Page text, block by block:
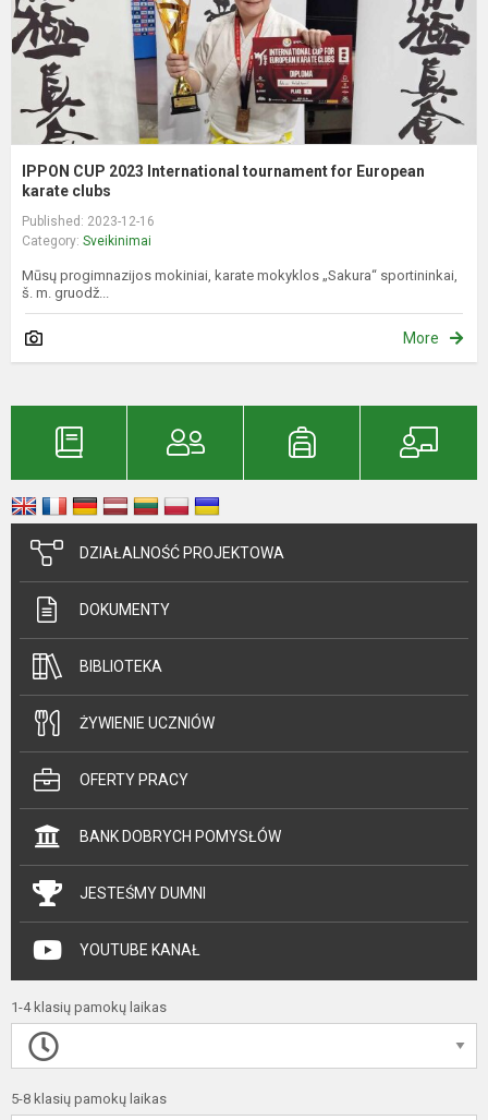
IPPON CUP 2023 International tournament for European
karate clubs
Published: 2023-12-16
Category: Sveikinimai
Mūsų progimnazijos mokiniai, karate mokyklos „Sakura“ sportininkai,
š. m. gruodž...
More
DZIAŁALNOŚĆ PROJEKTOWA
DOKUMENTY
BIBLIOTEKA
ŻYWIENIE UCZNIÓW
OFERTY PRACY
BANK DOBRYCH POMYSŁÓW
JESTEŚMY DUMNI
YOUTUBE KANAŁ
1-4 klasių pamokų laikas
5-8 klasių pamokų laikas